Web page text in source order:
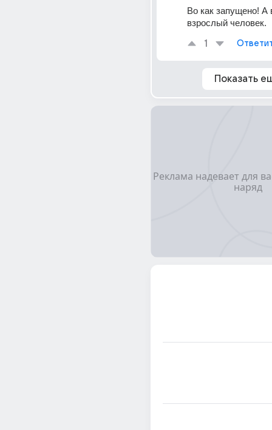
Во как запущено! А
взрослый человек.
1
Показать